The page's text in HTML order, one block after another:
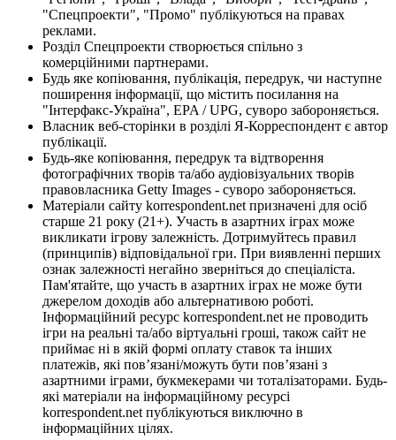
"Спецпроекти", "Промо" публікуються на правах
реклами.
Розділ Спецпроекти створюється спільно з
комерційними партнерами.
Будь яке копіювання, публікація, передрук, чи наступне
поширення інформації, що містить посилання на
"Інтерфакс-Україна", EPA / UPG, суворо забороняється.
Власник веб-сторінки в розділі Я-Корреспондент є автор
публікації.
Будь-яке копіювання, передрук та відтворення
фотографічних творів та/або аудіовізуальних творів
правовласника Getty Images - суворо забороняється.
Матеріали сайту korrespondent.net призначені для осіб
старше 21 року (21+). Участь в азартних іграх може
викликати ігрову залежність. Дотримуйтесь правил
(принципів) відповідальної гри. При виявленні перших
ознак залежності негайно зверніться до спеціаліста.
Пам'ятайте, що участь в азартних іграх не може бути
джерелом доходів або альтернативою роботі.
Інформаційний ресурс korrespondent.net не проводить
ігри на реальні та/або віртуальні гроші, також сайт не
приймає ні в якій формі оплату ставок та інших
платежів, які пов’язані/можуть бути пов’язані з
азартними іграми, букмекерами чи тоталізаторами. Будь-
які матеріали на інформаційному ресурсі
korrespondent.net публікуються виключно в
інформаційних цілях.